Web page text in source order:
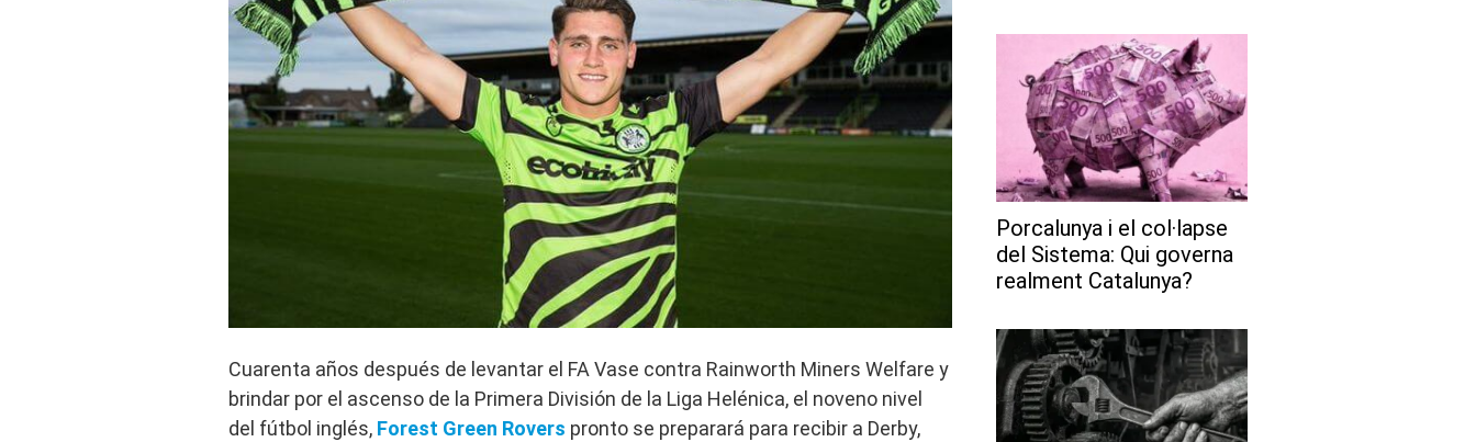
Cuarenta años después de levantar el FA Vase contra Rainworth Miners Welfare y
brindar por el ascenso de la Primera División de la Liga Helénica, el noveno nivel
del fútbol inglés, Forest Green Rovers pronto se preparará para recibir a Derby,
Porcalunya i el col·lapse
del Sistema: Qui governa
realment Catalunya?